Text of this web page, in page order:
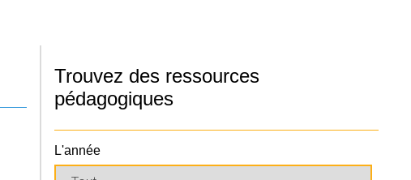
Trouvez des ressources
pédagogiques
L'année